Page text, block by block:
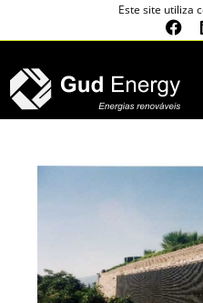
Este site utiliza